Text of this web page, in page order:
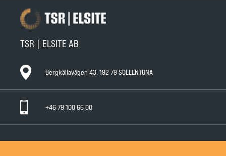
TSR | ELSITE AB
Bergkällavägen 43, 192 79 SOLLENTUNA
+46 79 100 66 00